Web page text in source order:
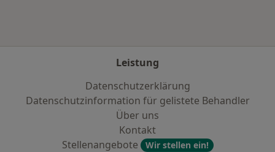
Leistung
Datenschutzerklärung
Datenschutzinformation für gelistete Behandler
Über uns
Kontakt
Stellenangebote
Wir stellen ein!